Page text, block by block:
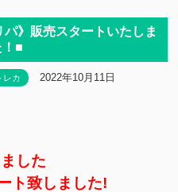
パ》販売スタートいたしま
！■
レカ 2022年10月11日
した
ト致しました!